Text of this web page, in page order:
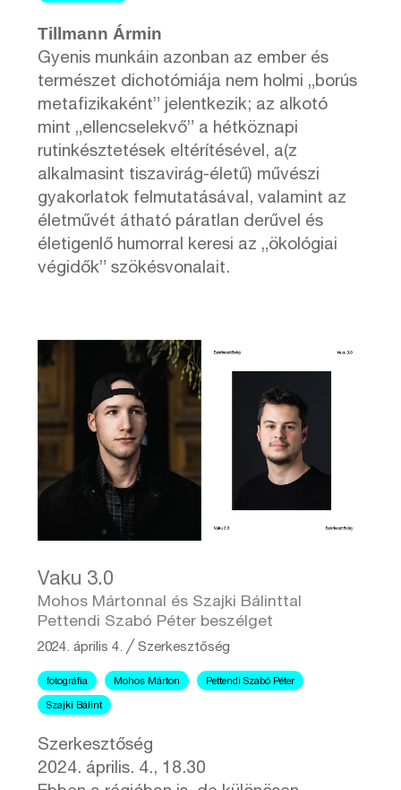
Tillmann Ármin
Gyenis munkáin azonban az ember és
természet dichotómiája nem holmi „borús
metafizikaként” jelentkezik; az alkotó
mint „ellencselekvő” a hétköznapi
rutinkésztetések eltérítésével, a(z
alkalmasint tiszavirág-életű) művészi
gyakorlatok felmutatásával, valamint az
életművét átható páratlan derűvel és
életigenlő humorral keresi az „ökológiai
végidők” szökésvonalait.
Vaku 3.0
Mohos Mártonnal és Szajki Bálinttal
Pettendi Szabó Péter beszélget
2024. április 4. ╱Szerkesztőség
fotográfia Mohos Márton Pettendi Szabó Péter
Szajki Bálint
Szerkesztőség
2024. április. 4., 18.30